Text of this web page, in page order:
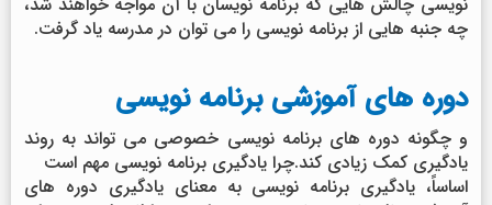
چه جنبه هایی از برنامه نویسی را می توان در مدرسه یاد گرفت.
دوره های آموزشی برنامه نویسی
و چگونه دوره های برنامه نویسی خصوصی می تواند به روند
یادگیری کمک زیادی کند.چرا یادگیری برنامه نویسی مهم است
اساساً، یادگیری برنامه نویسی به معنای یادگیری دوره های